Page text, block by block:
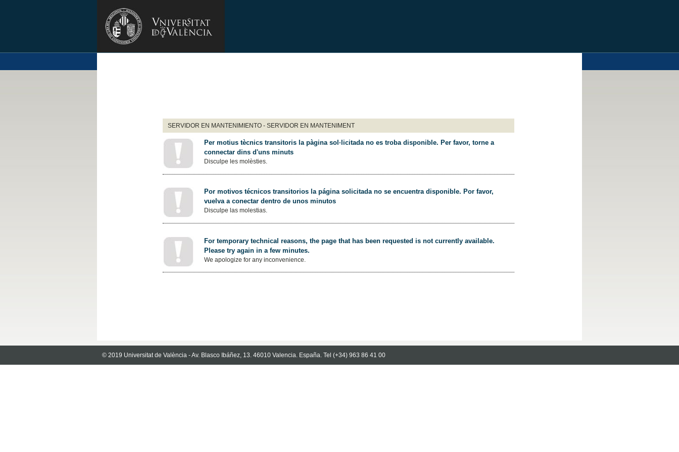
SERVIDOR EN MANTENIMIENTO - SERVIDOR EN MANTENIMENT
Per motius tècnics transitoris la pàgina sol·licitada no es troba disponible. Per favor, torne a
connectar dins d'uns minuts
Disculpe les molèsties.
Por motivos técnicos transitorios la página solicitada no se encuentra disponible. Por favor,
vuelva a conectar dentro de unos minutos
Disculpe las molestias.
For temporary technical reasons, the page that has been requested is not currently available.
Please try again in a few minutes.
We apologize for any inconvenience.
© 2019 Universitat de València - Av. Blasco Ibáñez, 13. 46010 Valencia. España. Tel (+34) 963 86 41 00